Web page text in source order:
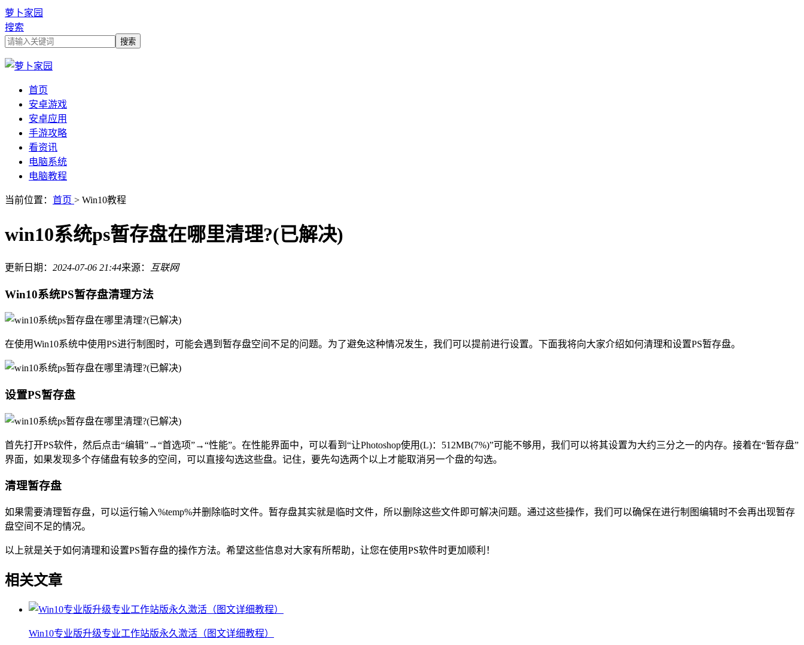
萝卜家园
搜索
首页
安卓游戏
安卓应用
手游攻略
看资讯
电脑系统
电脑教程
当前位置： 首页 > Win10教程
win10系统ps暂存盘在哪里清理?(已解决)
更新日期： 2024-07-06 21:44来源： 互联网
Win10系统PS暂存盘清理方法
在使用Win10系统中使用PS进行制图时，可能会遇到暂存盘空间不足的问题。为了避免这种情况发生，我们可以提前进行设置。下面我将向大家介绍如何清理和设置PS暂存盘。
设置PS暂存盘
首先打开PS软件，然后点击“编辑”→“首选项”→“性能”。在性能界面中，可以看到“让Photoshop使用(L)：512MB(7%)”可能不够用，我们可以将其设置为大约三分之一的内存。接着在“暂存盘”
界面，如果发现多个存储盘有较多的空间，可以直接勾选这些盘。记住，要先勾选两个以上才能取消另一个盘的勾选。
清理暂存盘
如果需要清理暂存盘，可以运行输入%temp%并删除临时文件。暂存盘其实就是临时文件，所以删除这些文件即可解决问题。通过这些操作，我们可以确保在进行制图编辑时不会再出现暂存
盘空间不足的情况。
以上就是关于如何清理和设置PS暂存盘的操作方法。希望这些信息对大家有所帮助，让您在使用PS软件时更加顺利！
相关文章
Win10专业版升级专业工作站版永久激活（图文详细教程）